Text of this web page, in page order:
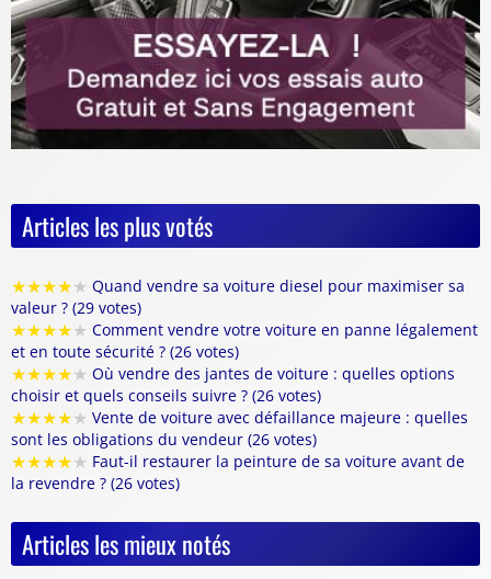
Articles les plus votés
★★★★★ Quand vendre sa voiture diesel pour maximiser sa
valeur ? (29 votes)
★★★★★ Comment vendre votre voiture en panne légalement
et en toute sécurité ? (26 votes)
★★★★★ Où vendre des jantes de voiture : quelles options
choisir et quels conseils suivre ? (26 votes)
★★★★★ Vente de voiture avec défaillance majeure : quelles
sont les obligations du vendeur (26 votes)
★★★★★ Faut-il restaurer la peinture de sa voiture avant de
la revendre ? (26 votes)
Articles les mieux notés